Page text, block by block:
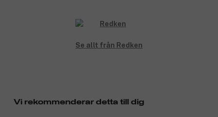
Se allt från Redken
Vi rekommenderar detta till dig